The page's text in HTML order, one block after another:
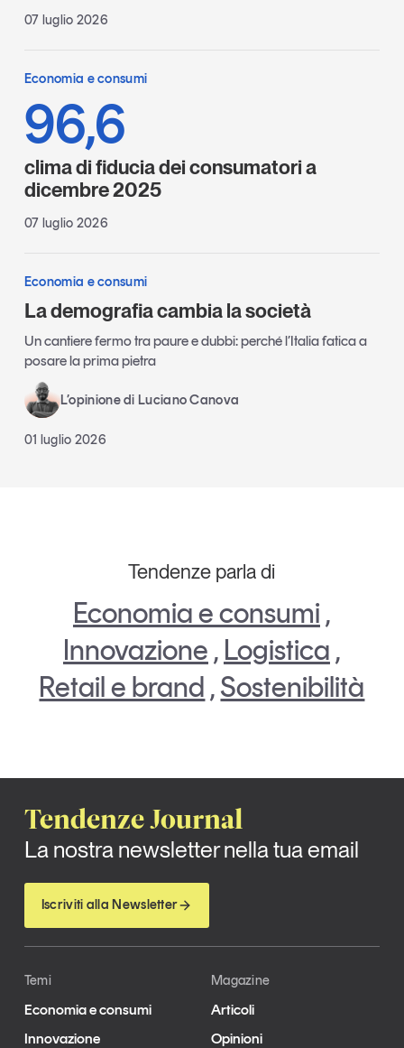
07 luglio 2026
Economia e consumi
96,6
clima di fiducia dei consumatori a
dicembre 2025
07 luglio 2026
Economia e consumi
La demografia cambia la società
Un cantiere fermo tra paure e dubbi: perché l’Italia fatica a
posare la prima pietra
L’opinione di Luciano Canova
01 luglio 2026
Tendenze parla di
Economia e consumi ,
Innovazione , Logistica ,
Retail e brand ,Sostenibilità
Tendenze Journal
La nostra newsletter nella tua email
Iscriviti alla Newsletter
Temi
Economia e consumi
Innovazione
Magazine
Articoli
Opinioni